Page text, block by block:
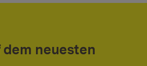
dem neuesten